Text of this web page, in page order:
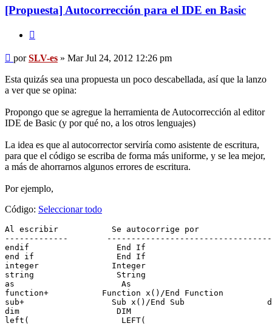
[Propuesta] Autocorrección para el IDE en Basic
Mensaje
porSLV-es » Mar Jul 24, 2012 12:26 pm
Esta quizás sea una propuesta un poco descabellada, así que la lanzo
a ver que se opina:
Propongo que se agregue la herramienta de Autocorrección al editor
IDE de Basic (y por qué no, a los otros lenguajes)
La idea es que al autocorrector serviría como asistente de escritura,
para que el código se escriba de forma más uniforme, y se lea mejor,
a más de ahorrarnos algunos errores de escritura.
Por ejemplo,
Código: Seleccionar todo
Al escribir           Se autocorrige por
-------------
endif                  End If
end if                 End If
integer               Integer
string                 String
as                      As
function+           Function x()/End Function
sub+                  Sub x()/End Sub
dim                    DIM
left(                   LEFT(